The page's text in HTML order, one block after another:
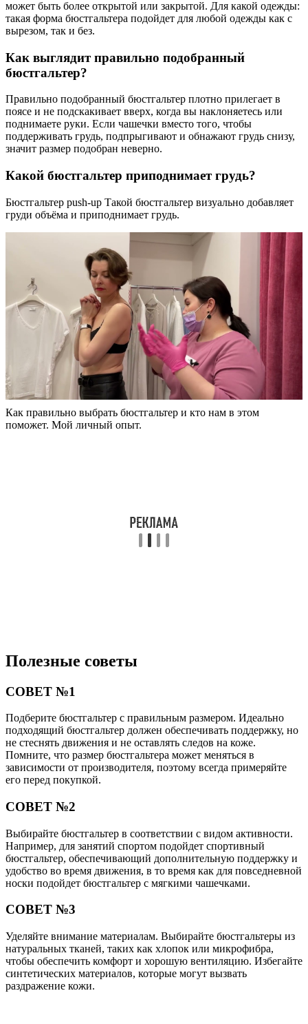
может быть более открытой или закрытой. Для какой одежды:
такая форма бюстгальтера подойдет для любой одежды как с
вырезом, так и без.
Как выглядит правильно подобранный
бюстгальтер?
Правильно подобранный бюстгальтер плотно прилегает в
поясе и не подскакивает вверх, когда вы наклоняетесь или
поднимаете руки. Если чашечки вместо того, чтобы
поддерживать грудь, подпрыгивают и обнажают грудь снизу,
значит размер подобран неверно.
Какой бюстгальтер приподнимает грудь?
Бюстгальтер push-up Такой бюстгальтер визуально добавляет
груди объёма и приподнимает грудь.
Как правильно выбрать бюстгальтер и кто нам в этом
поможет. Мой личный опыт.
Полезные советы
СОВЕТ №1
Подберите бюстгальтер с правильным размером. Идеально
подходящий бюстгальтер должен обеспечивать поддержку, но
не стеснять движения и не оставлять следов на коже.
Помните, что размер бюстгальтера может меняться в
зависимости от производителя, поэтому всегда примеряйте
его перед покупкой.
СОВЕТ №2
Выбирайте бюстгальтер в соответствии с видом активности.
Например, для занятий спортом подойдет спортивный
бюстгальтер, обеспечивающий дополнительную поддержку и
удобство во время движения, в то время как для повседневной
носки подойдет бюстгальтер с мягкими чашечками.
СОВЕТ №3
Уделяйте внимание материалам. Выбирайте бюстгальтеры из
натуральных тканей, таких как хлопок или микрофибра,
чтобы обеспечить комфорт и хорошую вентиляцию. Избегайте
синтетических материалов, которые могут вызвать
раздражение кожи.